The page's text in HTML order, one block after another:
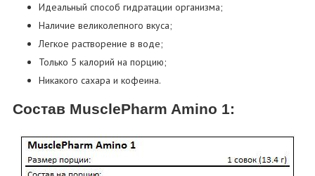
Идеальный способ гидратации организма;
Наличие великолепного вкуса;
Легкое растворение в воде;
Только 5 калорий на порцию;
Никакого сахара и кофеина.
Состав MusclePharm Amino 1: